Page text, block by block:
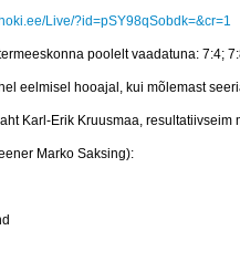
Live/?id=pSY98qSobdk=&cr=1
poolelt vaadatuna: 7:4;
eelmisel hooajal, kui mõlemast
Karl-Erik Kruusmaa,
Marko Saksing):